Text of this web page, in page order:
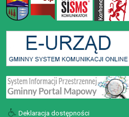
Deklaracja dostępności